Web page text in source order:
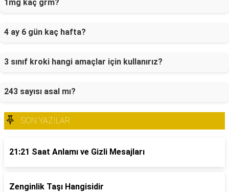
1mg kaç grm?
4 ay 6 gün kaç hafta?
3 sınıf kroki hangi amaçlar için kullanırız?
243 sayısı asal mı?
SON YAZILAR
21:21 Saat Anlamı ve Gizli Mesajları
Zenginlik Taşı Hangisidir